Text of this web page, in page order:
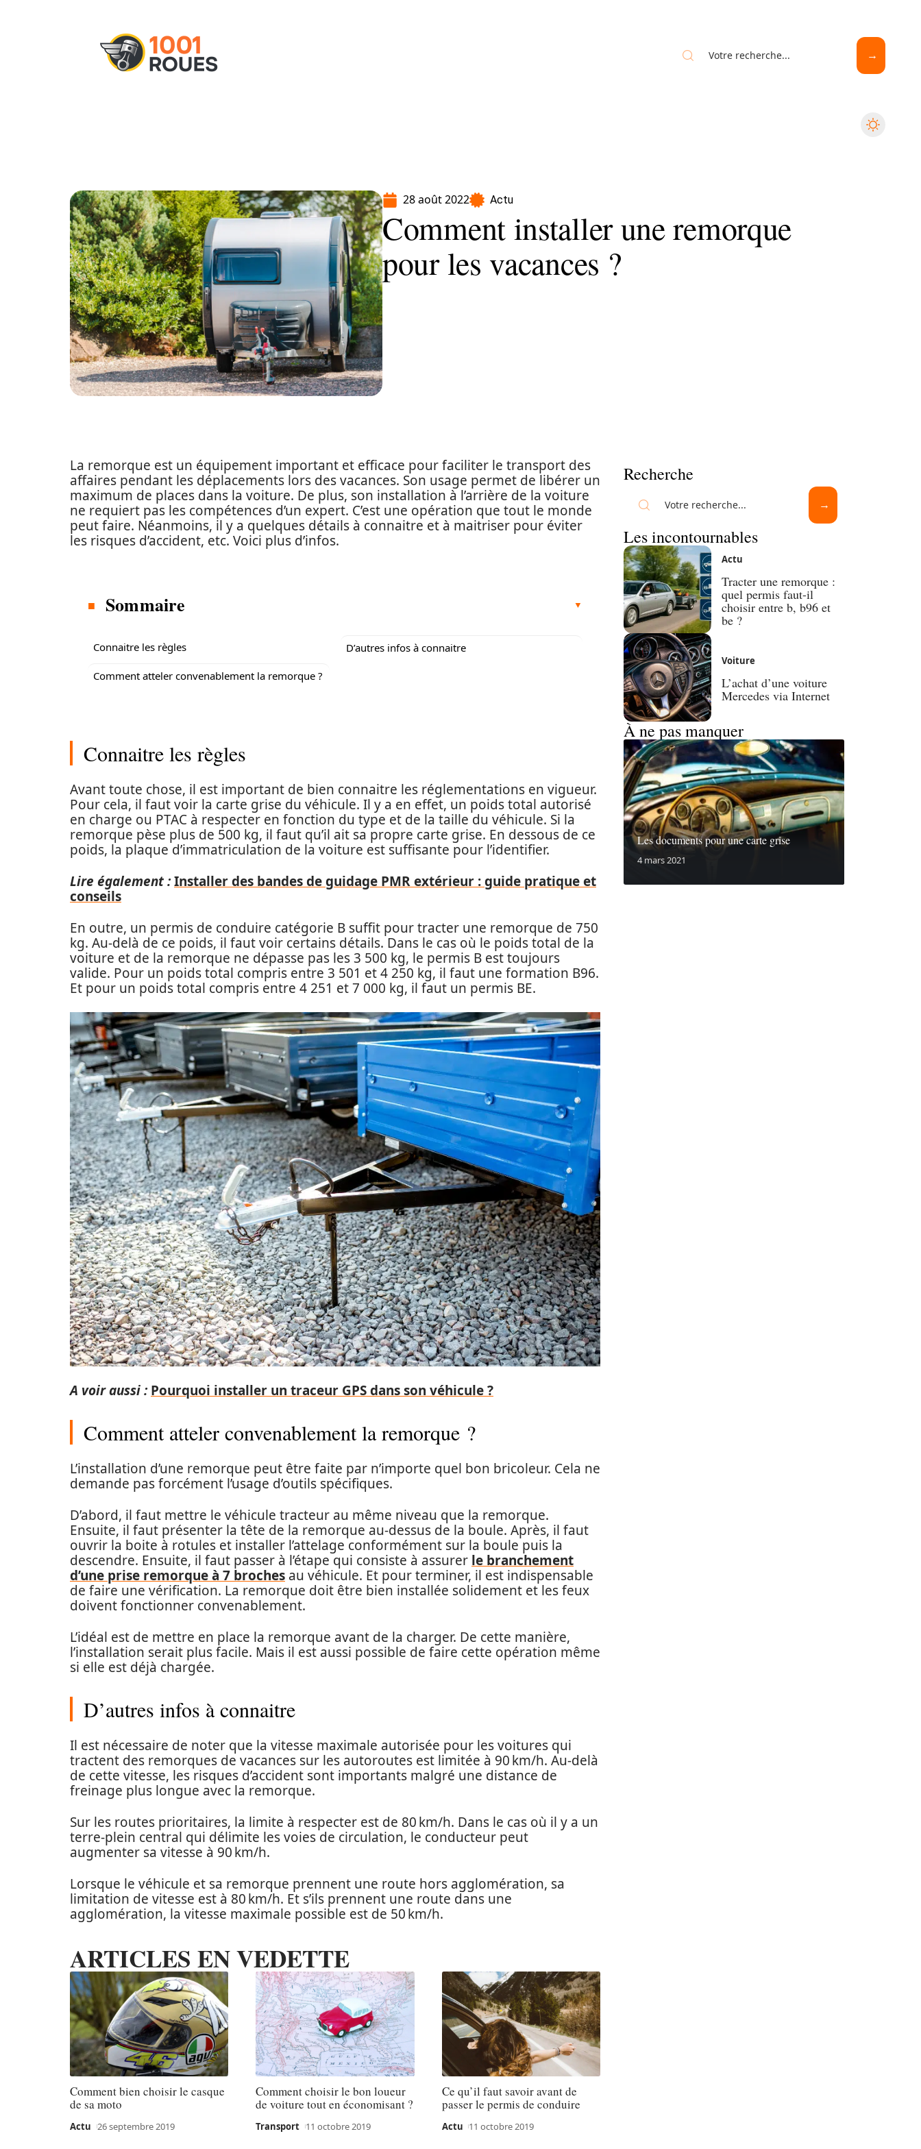
28 août 2022 Actu
Comment installer une remorque
pour les vacances ?
La remorque est un équipement important et efficace pour faciliter le transport des
affaires pendant les déplacements lors des vacances. Son usage permet de libérer un
maximum de places dans la voiture. De plus, son installation à l’arrière de la voiture
ne requiert pas les compétences d’un expert. C’est une opération que tout le monde
peut faire. Néanmoins, il y a quelques détails à connaitre et à maitriser pour éviter
les risques d’accident, etc. Voici plus d’infos.
Sommaire
Connaitre les règles
Comment atteler convenablement la remorque ?
D’autres infos à connaitre
Connaitre les règles
Avant toute chose, il est important de bien connaitre les réglementations en vigueur.
Pour cela, il faut voir la carte grise du véhicule. Il y a en effet, un poids total autorisé
en charge ou PTAC à respecter en fonction du type et de la taille du véhicule. Si la
remorque pèse plus de 500 kg, il faut qu’il ait sa propre carte grise. En dessous de ce
poids, la plaque d’immatriculation de la voiture est suffisante pour l’identifier.
Lire également :Installer des bandes de guidage PMR extérieur : guide pratique et
conseils
En outre, un permis de conduire catégorie B suffit pour tracter une remorque de 750
kg. Au-delà de ce poids, il faut voir certains détails. Dans le cas où le poids total de la
voiture et de la remorque ne dépasse pas les 3 500 kg, le permis B est toujours
valide. Pour un poids total compris entre 3 501 et 4 250 kg, il faut une formation B96.
Et pour un poids total compris entre 4 251 et 7 000 kg, il faut un permis BE.
A voir aussi : Pourquoi installer un traceur GPS dans son véhicule ?
Comment atteler convenablement la remorque ?
L’installation d’une remorque peut être faite par n’importe quel bon bricoleur. Cela ne
demande pas forcément l’usage d’outils spécifiques.
D’abord, il faut mettre le véhicule tracteur au même niveau que la remorque.
Ensuite, il faut présenter la tête de la remorque au-dessus de la boule. Après, il faut
ouvrir la boite à rotules et installer l’attelage conformément sur la boule puis la
descendre. Ensuite, il faut passer à l’étape qui consiste à assurer le branchement
d’une prise remorque à 7 broches au véhicule. Et pour terminer, il est indispensable
de faire une vérification. La remorque doit être bien installée solidement et les feux
doivent fonctionner convenablement.
L’idéal est de mettre en place la remorque avant de la charger. De cette manière,
l’installation serait plus facile. Mais il est aussi possible de faire cette opération même
si elle est déjà chargée.
D’autres infos à connaitre
Il est nécessaire de noter que la vitesse maximale autorisée pour les voitures qui
tractent des remorques de vacances sur les autoroutes est limitée à 90 km/h. Au-delà
de cette vitesse, les risques d’accident sont importants malgré une distance de
freinage plus longue avec la remorque.
Sur les routes prioritaires, la limite à respecter est de 80 km/h. Dans le cas où il y a un
terre-plein central qui délimite les voies de circulation, le conducteur peut
augmenter sa vitesse à 90 km/h.
Lorsque le véhicule et sa remorque prennent une route hors agglomération, sa
limitation de vitesse est à 80 km/h. Et s’ils prennent une route dans une
agglomération, la vitesse maximale possible est de 50 km/h.
ARTICLES EN VEDETTE
Comment bien choisir le casque
de sa moto
Actu 26 septembre 2019
Comment choisir le bon loueur
de voiture tout en économisant ?
Transport 11 octobre 2019
Ce qu’il faut savoir avant de
passer le permis de conduire
Actu 11 octobre 2019
Recherche
Les incontournables
Actu
Tracter une remorque :
quel permis faut-il
choisir entre b, b96 et
be ?
Voiture
L’achat d’une voiture
Mercedes via Internet
À ne pas manquer
Les documents pour une carte grise
4 mars 2021